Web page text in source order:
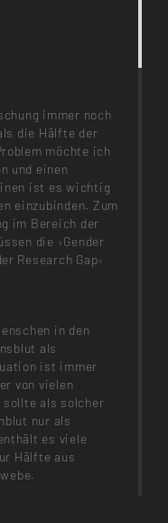
immer noch
die Hälfte der
möchte ich
und einen
ist es wichtig
einzubinden. Zum
im Bereich der
die ›Gender
Research Gap‹
in den
als
ist immer
von vielen
sollte als solcher
nur als
es viele
Hälfte aus